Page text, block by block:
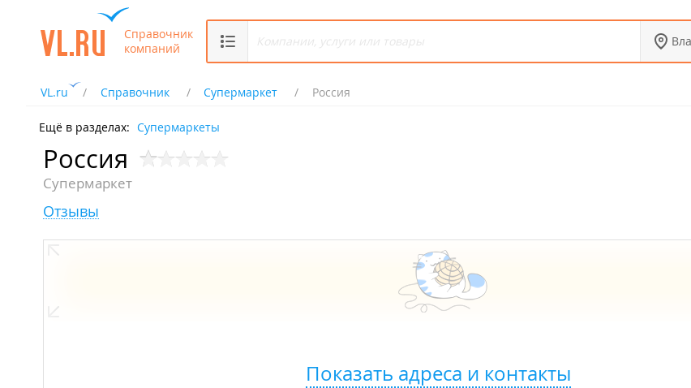
Справочник
компаний
VL.ru Справочник Супермаркет Россия
Ещё в разделах: Супермаркеты
Россия
Супермаркет
Отзывы
Показать адреса и контакты